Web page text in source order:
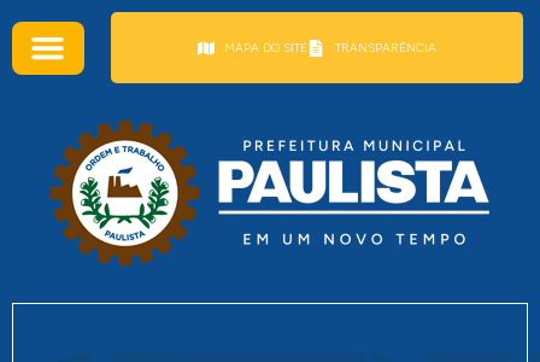
MAPA DO SITE TRANSPARÊNCIA